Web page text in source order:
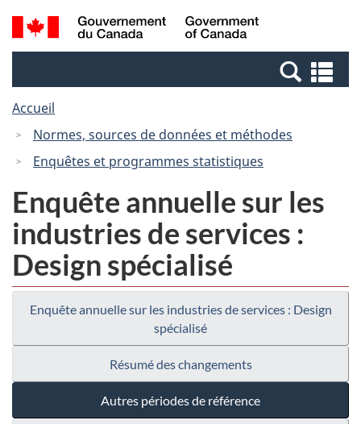
Passer
au
Passer
à
Canada
Recherche
et
et
Accueil
Normes, sources de données et méthodes
Enquêtes et programmes statistiques
Enquête annuelle sur les
industries de services :
Design spécialisé
Enquête annuelle sur les industries de services : Design
spécialisé
Résumé des changements
Autres périodes de référence